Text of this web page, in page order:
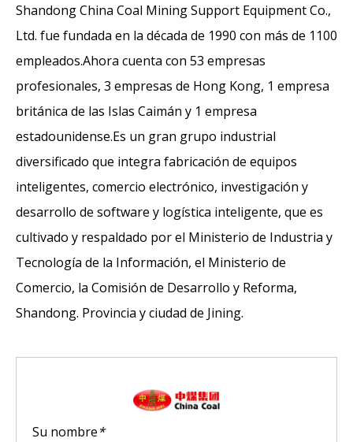
Shandong China Coal Mining Support Equipment Co.,
Ltd. fue fundada en la década de 1990 con más de 1100
empleados.Ahora cuenta con 53 empresas
profesionales, 3 empresas de Hong Kong, 1 empresa
británica de las Islas Caimán y 1 empresa
estadounidense.Es un gran grupo industrial
diversificado que integra fabricación de equipos
inteligentes, comercio electrónico, investigación y
desarrollo de software y logística inteligente, que es
cultivado y respaldado por el Ministerio de Industria y
Tecnología de la Información, el Ministerio de
Comercio, la Comisión de Desarrollo y Reforma,
Shandong. Provincia y ciudad de Jining.
*
Su nombre